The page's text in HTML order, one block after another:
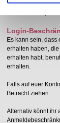
- Sollten eure
Login-
Es kann sein, dass
erhalten haben,
erhalten habt,
erhalten.
Falls auf euer
Betracht ziehen.
Alternativ könntihr